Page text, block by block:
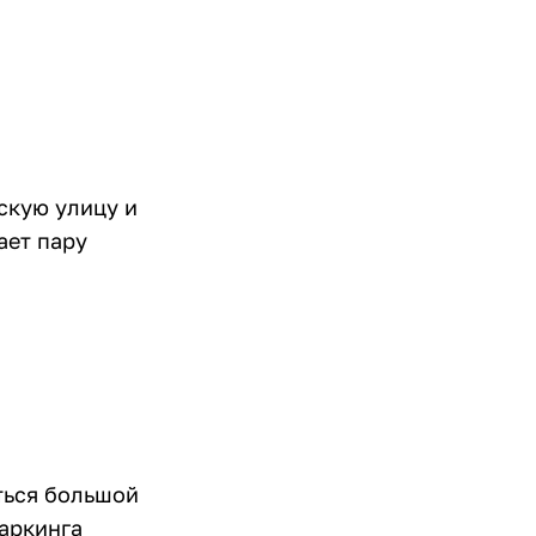
улицу и
пару
большой